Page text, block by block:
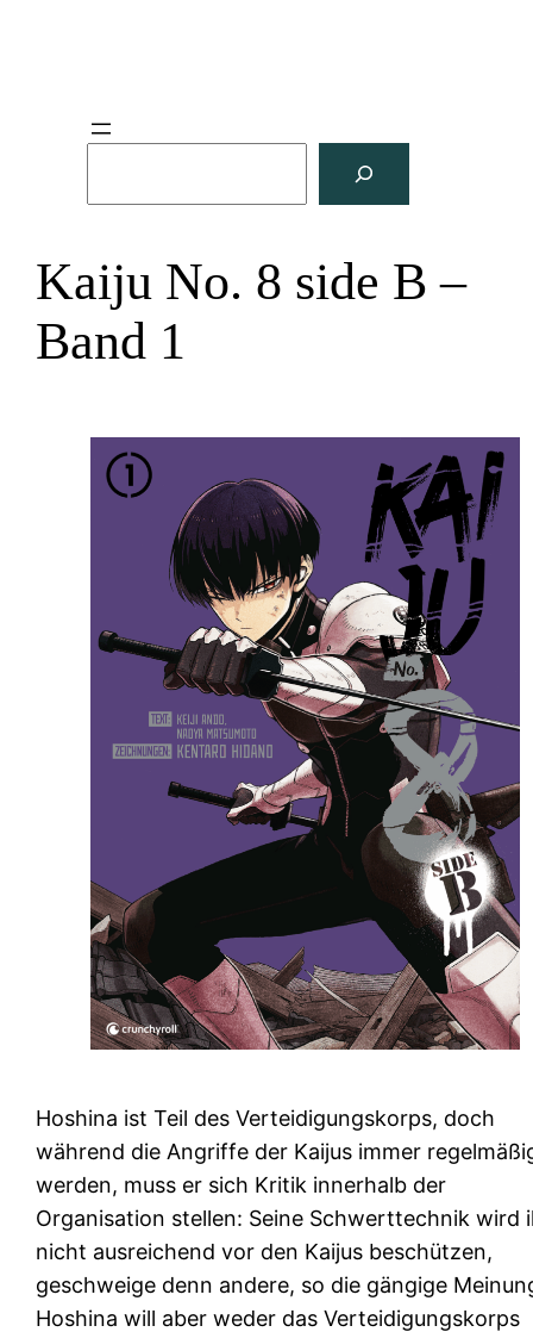
e
Kaiju No. 8 side B –
Band 1
Hoshina ist Teil des Verteidigungskorps, doch
während die Angriffe der Kaijus immer
werden, muss er sich Kritik innerhalb der
Organisation stellen: Seine Schwerttechnik wird
nicht ausreichend vor den Kaijus beschützen,
geschweige denn andere, so die gängige
Hoshina will aber weder das Verteidigungskorps